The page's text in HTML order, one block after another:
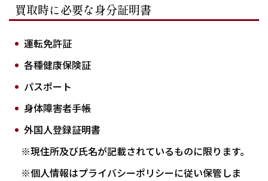
買取時に必要な身分証明書
運転免許証
各種健康保険証
パスポート
身体障害者手帳
外国人登録証明書
※現住所及び氏名が記載されているものに限ります。
※個人情報はプライバシーポリシーに従い保管しま